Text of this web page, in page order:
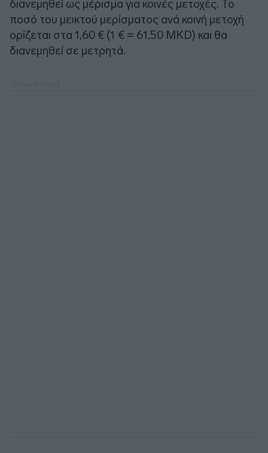
διανεμηθεί ως μέρισμα για κοινές μετοχές. Το
ποσό του μεικτού μερίσματος ανά κοινή μετοχή
ορίζεται στα 1,60 € (1 € = 61,50 MKD) και θα
διανεμηθεί σε μετρητά.